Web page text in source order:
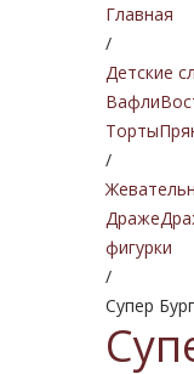
Главная
/
Детские
Вафли
Торты
/
Драже
фигурки
/
Супер